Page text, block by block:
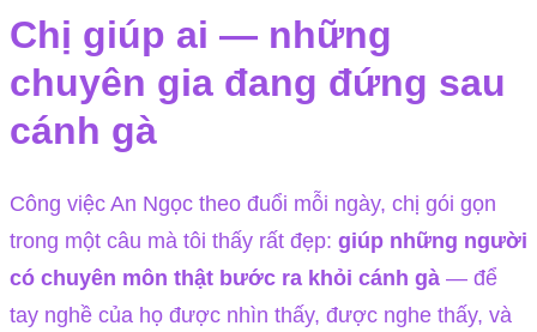
Chị giúp ai — những
chuyên gia đang đứng sau
cánh gà
Công việc An Ngọc theo đuổi mỗi ngày, chị gói gọn
trong một câu mà tôi thấy rất đẹp: giúp những người
có chuyên môn thật bước ra khỏi cánh gà — để
tay nghề của họ được nhìn thấy, được nghe thấy, và